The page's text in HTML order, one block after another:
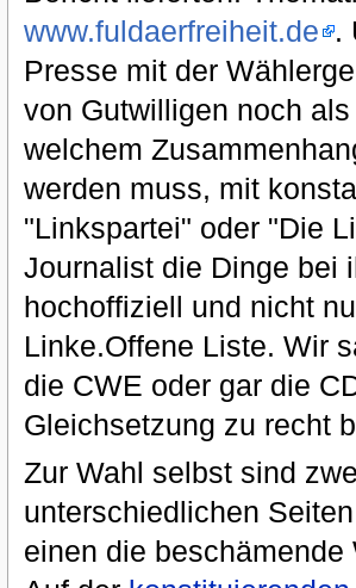
www.fuldaerfreiheit.de .
Presse mit der
von Gutwilligen noch
welchem
werden muss, mit
"Linkspartei" oder "Die
Journalist die Dinge bei
hochoffiziell und nicht
Linke.Offene Liste. Wir
die CWE oder gar die
Gleichsetzung zu recht
Zur Wahl selbst sind
unterschiedlichen
einen die